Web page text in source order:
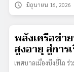
schedule มิถุนายน 16, 2026
พลังเครือข่
สูงอายุ สู่การ
เทศบาลเมืองบึงยี่โถ ร่